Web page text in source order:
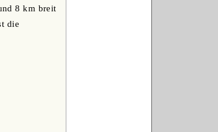
8 km breit
die